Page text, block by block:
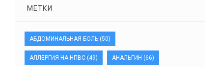
МЕТКИ
АБДОМИНАЛЬНАЯ БОЛЬ (50)
АЛЛЕРГИЯ НА НПВС (49) АНАЛЬГИН (66)